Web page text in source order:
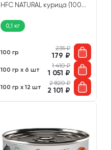
HFC NATURAL курица (100
0,1 кг
100 гр
235₽
179 ₽
100 гр х 6 шт
1 410₽
1 051 ₽
100 гр х 12 шт
2 820₽
2 101 ₽